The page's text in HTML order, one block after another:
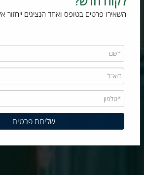
השאירו פרטים בטופס ואחד הנציגים ייחזור